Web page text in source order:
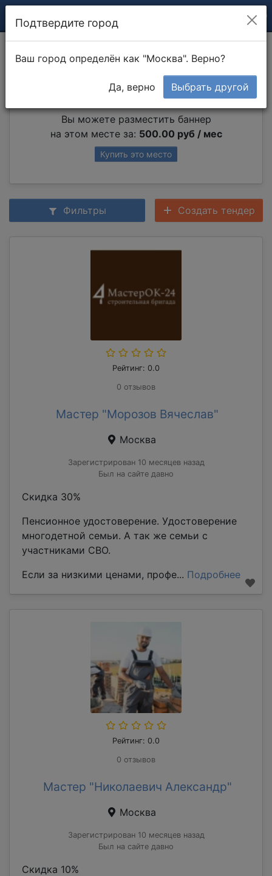
Вязка арматуры
Вы можете разместить баннер
на этом месте за: 500.00 руб / мес
Купить это место
Фильтры Создать тендер
Рейтинг: 0.0
0 отзывов
Мастер "Морозов Вячеслав"
Москва
Зарегистрирован 10 месяцев назад
Был на сайте давно
Скидка 30%
Пенсионное удостоверение. Удостоверение
многодетной семьи. А так же семьи с
участниками СВО.
Если за низкими ценами, профе... Подробнее
Рейтинг: 0.0
0 отзывов
Мастер "Николаевич Александр"
Москва
Зарегистрирован 10 месяцев назад
Был на сайте давно
Скидка 10%
Подтвердите город
Ваш город определён как "Москва". Верно?
Да, верно Выбрать другой